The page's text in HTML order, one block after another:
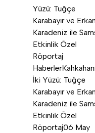
Haberler
İki Yüzü: Tuğçe
Karabayır ve
Karadeniz ile
Etkinlik Özel
Röportaj06 May